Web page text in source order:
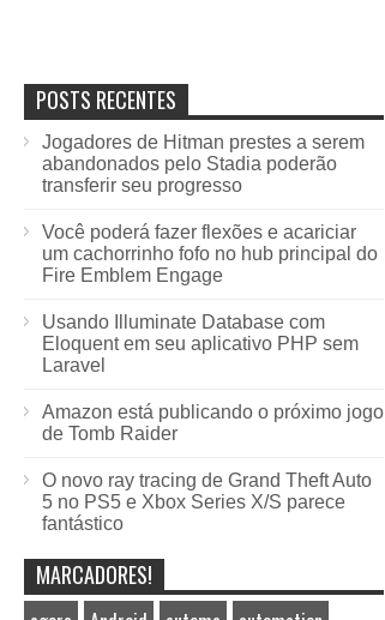
POSTS RECENTES
Jogadores de Hitman prestes a serem
abandonados pelo Stadia poderão
transferir seu progresso
Você poderá fazer flexões e acariciar
um cachorrinho fofo no hub principal do
Fire Emblem Engage
Usando Illuminate Database com
Eloquent em seu aplicativo PHP sem
Laravel
Amazon está publicando o próximo jogo
de Tomb Raider
O novo ray tracing de Grand Theft Auto
5 no PS5 e Xbox Series X/S parece
fantástico
MARCADORES!